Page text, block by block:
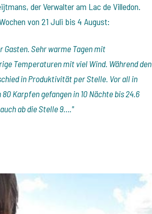
der Verwalter am Lac de Villedon.
von 21 Juli bis 4 August:
Gasten. Sehr warme Tagen mit
Temperaturen mit viel Wind. Während den
in Produktivität per Stelle. Vor all in
Karpfen gefangen in 10 Nächte bis 24.6
ab die Stelle 9…."